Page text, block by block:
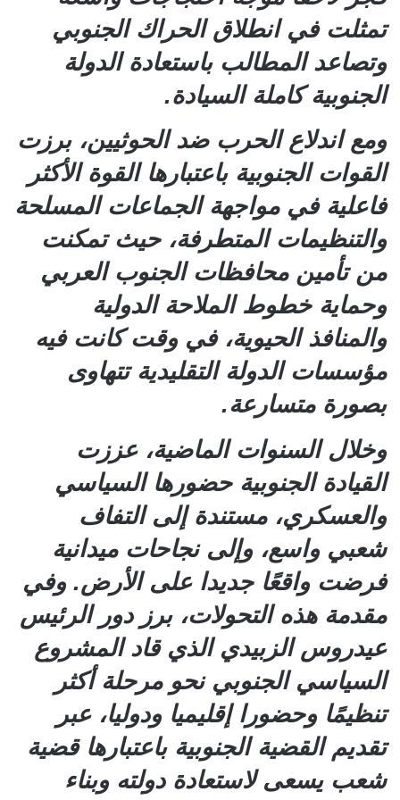
تمثلت في انطلاق الحراك الجنوبي
وتصاعد المطالب باستعادة الدولة
الجنوبية كاملة السيادة.
ومع اندلاع الحرب ضد الحوثيين، برزت
القوات الجنوبية باعتبارها القوة الأكثر
فاعلية في مواجهة الجماعات المسلحة
والتنظيمات المتطرفة، حيث تمكنت
من تأمين محافظات الجنوب العربي
وحماية خطوط الملاحة الدولية
والمنافذ الحيوية، في وقت كانت فيه
مؤسسات الدولة التقليدية تتهاوى
بصورة متسارعة.
وخلال السنوات الماضية، عززت
القيادة الجنوبية حضورها السياسي
والعسكري، مستندة إلى التفاف
شعبي واسع، وإلى نجاحات ميدانية
فرضت واقعًا جديدا على الأرض. وفي
مقدمة هذه التحولات، برز دور الرئيس
عيدروس الزبيدي الذي قاد المشروع
السياسي الجنوبي نحو مرحلة أكثر
تنظيمًا وحضورا إقليميا ودوليا، عبر
تقديم القضية الجنوبية باعتبارها قضية
شعب يسعى لاستعادة دولته وبناء